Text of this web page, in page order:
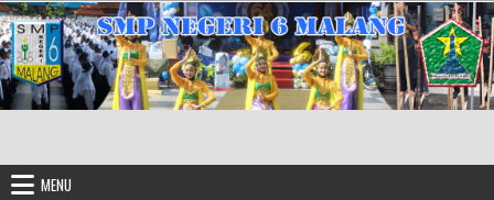
Skip to content
MENU